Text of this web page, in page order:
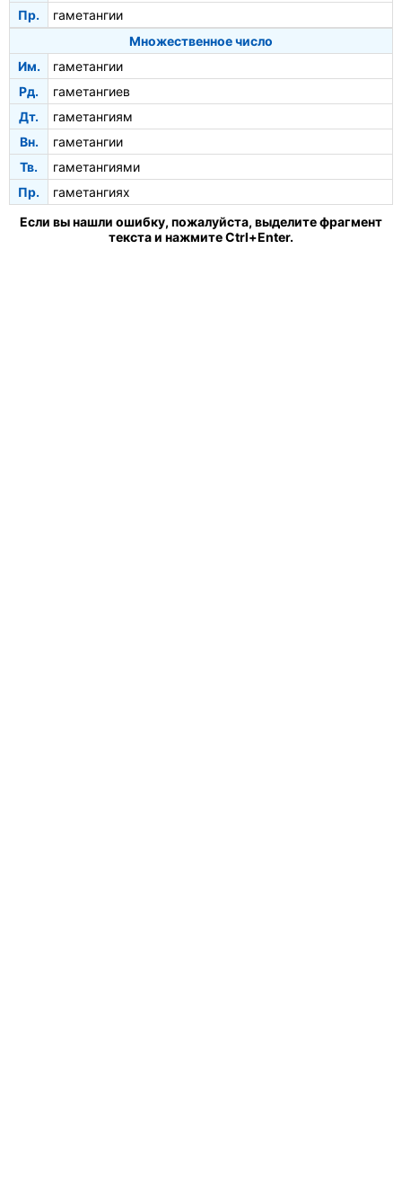
Пр.
гаметангии
Множественное число
Им.
гаметангии
Рд.
гаметангиев
Дт.
гаметангиям
Вн.
гаметангии
Тв.
гаметангиями
Пр.
гаметангиях
Если вы нашли ошибку, пожалуйста, выделите фрагмент
текста и нажмите Ctrl+Enter.